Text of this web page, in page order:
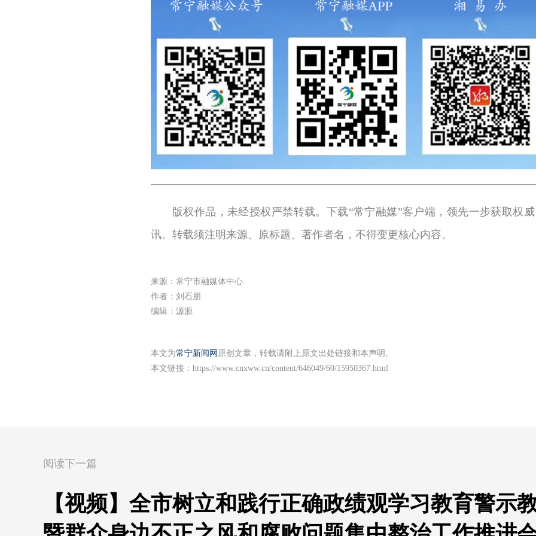
版权作品，未经授权严禁转载。下载“常宁融媒”客户端，领先一步获取权
讯。转载须注明来源、原标题、著作者名，不得变更核心内容。
来源：常宁市融媒体中心
作者：刘石朋
编辑：源源
本文为常宁新闻网 原创文章，转载请附上原文出处链接和本声明。
本文链接： https://www.cnxww.cn/content/646049/60/15950367.html
阅读下一篇
【视频】全市树立和践行正确政绩观学习教育警示